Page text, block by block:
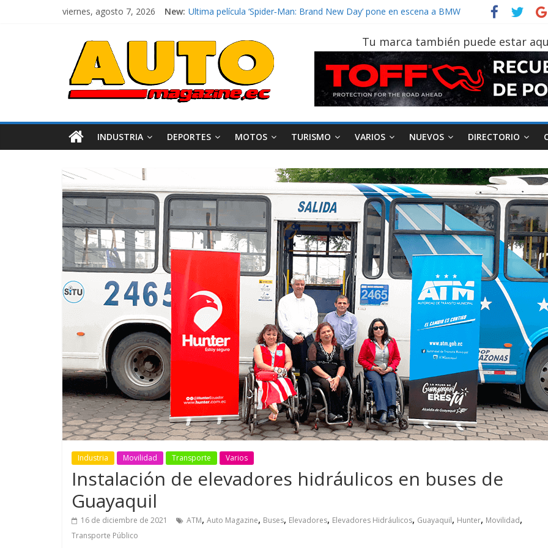
viernes, agosto 7, 2026 New: El costo de tener un vehículo gana protagonismo a la hora de decidir
¿Qué puede pasar con tu vehículo si permanece varios días sin usar?
La Vuelta al Ecuador 2026, edición 47ª, recorre 7 provincias en 8 días
La FEDAK recibe 12 Sinotruk Bolden para cubrir las rutas de La Vuelta
Tu marca también puede estar
INDUSTRIA DEPORTES MOTOS TURISMO VARIOS NUEVOS DIRECTORIO
Industria Movilidad Transporte Varios
Instalación de elevadores hidráulicos en buses de
Guayaquil
16 de diciembre de 2021 ATM, Auto Magazine, Buses, Elevadores, Elevadores Hidráulicos, Guayaquil, Hunter, Movilidad,
Transporte Público
Movilidad Varios
GM reafirma su
compromiso con movilidad
más segura y conectada
Movilidad Turismo Varios
¿Qué puede pasar con tu
vehículo si permanece
varios días sin usar?
AEADE Industria Motociclismo
Movilidad
Campaña busca cambiar
destino de los
en la región